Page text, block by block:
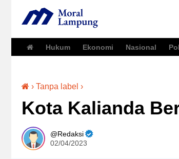
Hukum Ekonomi Nasional
› Tanpa label ›
Kota Kalianda
Redaksi
02/04/2023